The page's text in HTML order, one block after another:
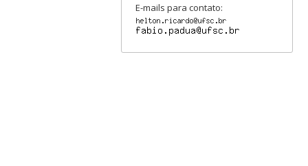
E-mails para contato: